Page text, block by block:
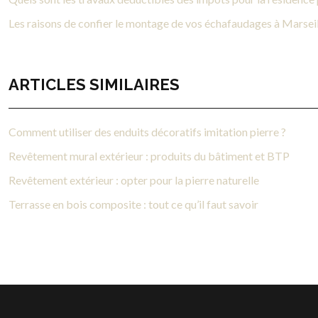
Les raisons de confier le montage de vos échafaudages à
ARTICLES SIMILAIRES
Comment utiliser des enduits décoratifs imitation pierre ?
Revêtement mural extérieur : produits du bâtiment et BTP
Revêtement extérieur : opter pour la pierre naturelle
Terrasse en bois composite : tout ce qu’il faut savoir